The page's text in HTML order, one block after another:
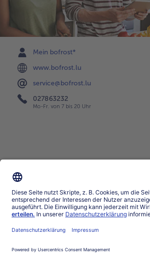
Mein bofrost*
www.bofrost.lu
service@bofrost.lu
027863232
Mo-Fr. von 7 bis 20 Uhr